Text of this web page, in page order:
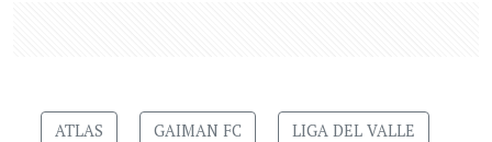
ATLAS GAIMAN FC LIGA DEL VALLE